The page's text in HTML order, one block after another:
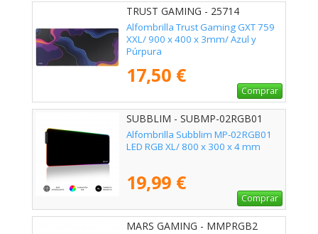
TRUST GAMING - 25714
Alfombrilla Trust Gaming GXT 759
XXL/ 900 x 400 x 3mm/ Azul y
Púrpura
17,50 €
Comprar
SUBBLIM - SUBMP-02RGB01
Alfombrilla Subblim MP-02RGB01
LED RGB XL/ 800 x 300 x 4 mm
19,99 €
Comprar
MARS GAMING - MMPRGB2